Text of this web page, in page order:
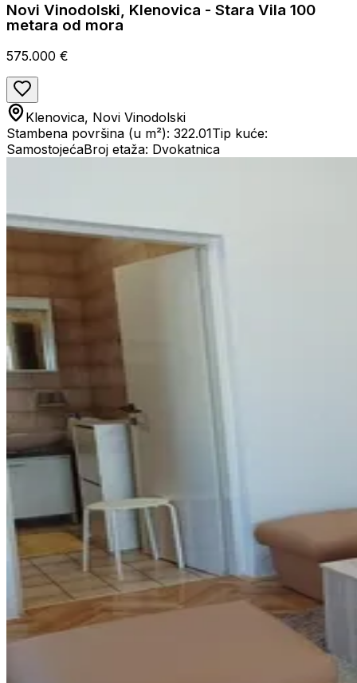
Novi Vinodolski, Klenovica - Stara Vila 100
metara od mora
575.000 €
Klenovica, Novi Vinodolski
Stambena površina (u m²): 322.01Tip kuće:
SamostojećaBroj etaža: Dvokatnica